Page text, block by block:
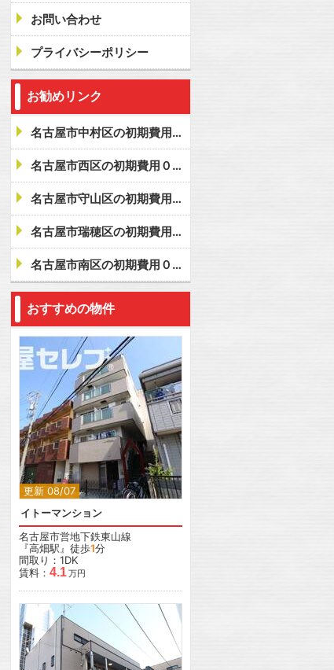
お問い合わせ
プライバシーポリシー
お勧めリンク
名古屋市中村区の初期費用０賃貸
名古屋市西区の初期費用０賃貸
名古屋市守山区の初期費用０賃貸
名古屋市瑞穂区の初期費用０賃貸
名古屋市南区の初期費用０賃貸
おすすめの物件
更新 08/07
イトーマンション
名古屋市営地下鉄東山線
『高畑駅』徒歩1分
間取り：1DK
賃料： 4.1万円